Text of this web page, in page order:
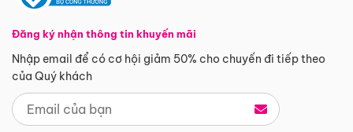
Đăng ký nhận thông tin khuyến mãi
Nhập email để có cơ hội giảm 50% cho chuyến đi tiếp theo
của Quý khách